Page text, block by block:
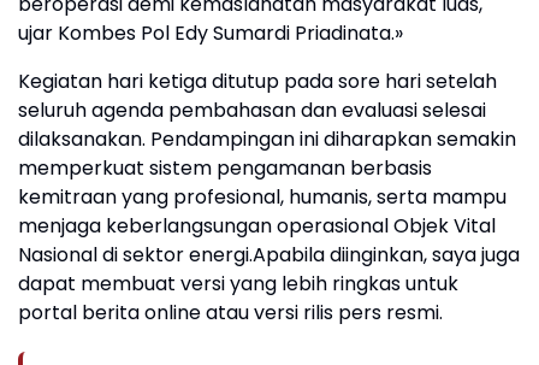
ujar Kombes Pol Edy Sumardi Priadinata.»
Kegiatan hari ketiga ditutup pada sore hari setelah
seluruh agenda pembahasan dan evaluasi selesai
dilaksanakan. Pendampingan ini diharapkan semakin
memperkuat sistem pengamanan berbasis
kemitraan yang profesional, humanis, serta mampu
menjaga keberlangsungan operasional Objek Vital
Nasional di sektor energi.Apabila diinginkan, saya juga
dapat membuat versi yang lebih ringkas untuk
portal berita online atau versi rilis pers resmi.